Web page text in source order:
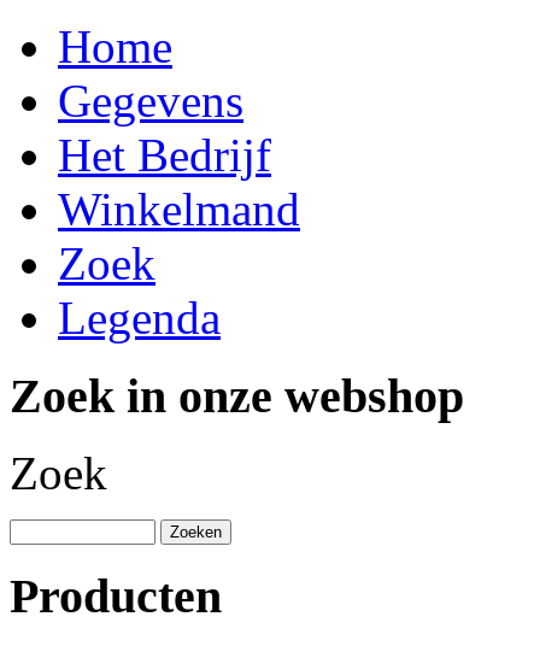
Home
Gegevens
Het Bedrijf
Winkelmand
Zoek
Legenda
Zoek in onze webshop
Zoek
Producten